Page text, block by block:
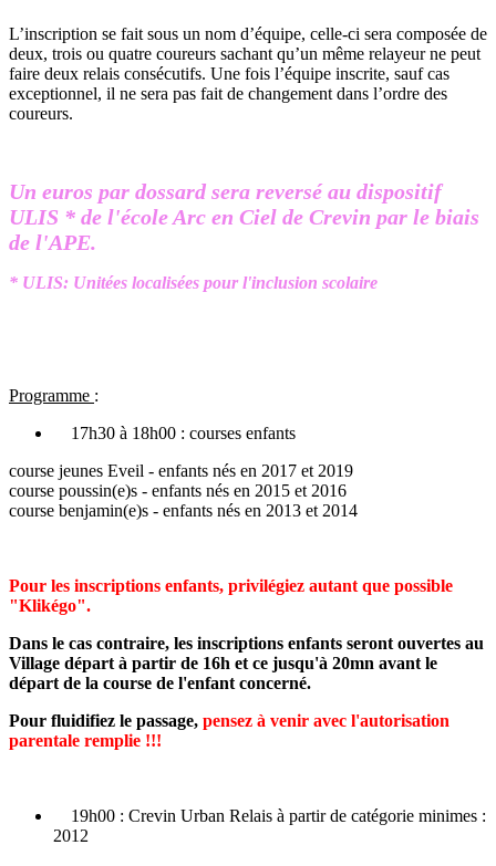
L’inscription se fait sous un nom d’équipe, celle-ci sera composée de
deux, trois ou quatre coureurs sachant qu’un même relayeur ne peut
faire deux relais consécutifs. Une fois l’équipe inscrite, sauf cas
exceptionnel, il ne sera pas fait de changement dans l’ordre des
coureurs.
Un euros par dossard sera reversé au dispositif
ULIS * de l'école Arc en Ciel de Crevin par le biais
de l'APE.
* ULIS: Unitées localisées pour l'inclusion scolaire
Programme :
17h30 à 18h00 : courses enfants
course jeunes Eveil - enfants nés en 2017 et 2019
course poussin(e)s - enfants nés en 2015 et 2016
course benjamin(e)s - enfants nés en 2013 et 2014
Pour les inscriptions enfants, privilégiez autant que possible
"Klikégo".
Dans le cas contraire, les inscriptions enfants seront ouvertes au
Village départ à partir de 16h et ce jusqu'à 20mn avant le
départ de la course de l'enfant concerné.
Pour fluidifiez le passage, ​ pensez à venir avec l'autorisation
parentale remplie !!!
19h00 : Crevin Urban Relais à partir de catégorie minimes :
2012